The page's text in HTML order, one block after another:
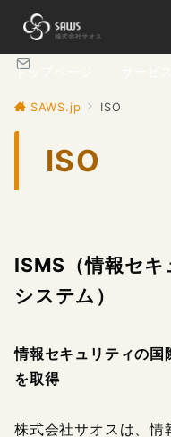
トップページ
SAWS.jp ISO
ISO
ISMS（情報セ
システム）
情報セキュリティの
を取得
株式会社サオスは、情